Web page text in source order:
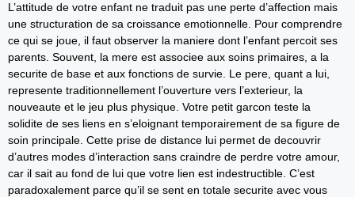
L’attitude de votre enfant ne traduit pas une perte d’affection mais
une structuration de sa croissance emotionnelle. Pour comprendre
ce qui se joue, il faut observer la maniere dont l’enfant percoit ses
parents. Souvent, la mere est associee aux soins primaires, a la
securite de base et aux fonctions de survie. Le pere, quant a lui,
represente traditionnellement l’ouverture vers l’exterieur, la
nouveaute et le jeu plus physique. Votre petit garcon teste la
solidite de ses liens en s’eloignant temporairement de sa figure de
soin principale. Cette prise de distance lui permet de decouvrir
d’autres modes d’interaction sans craindre de perdre votre amour,
car il sait au fond de lui que votre lien est indestructible. C’est
paradoxalement parce qu’il se sent en totale securite avec vous